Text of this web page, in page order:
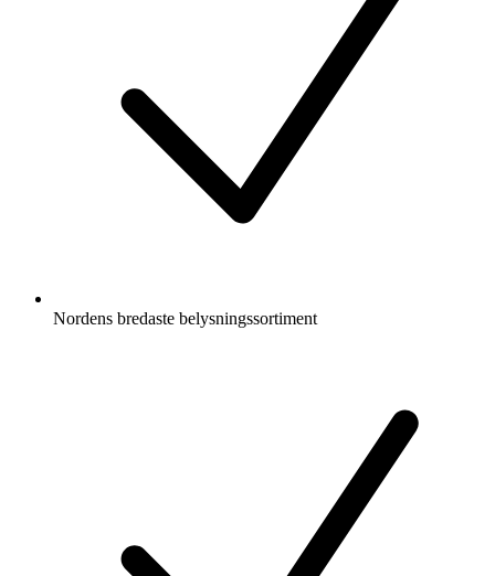
Nordens bredaste belysningssortiment